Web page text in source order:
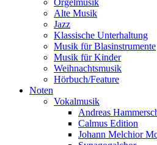
Orgelmusik
Alte Musik
Jazz
Klassische Unterhaltung
Musik für Blasinstrumente
Musik für Kinder
Weihnachtsmusik
Hörbuch/Feature
Noten
Vokalmusik
Andreas
Calmus Edition
Johann Melchior